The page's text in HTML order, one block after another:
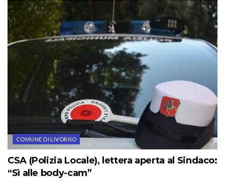
COMUNE DI LIVORNO
CSA (Polizia Locale), lettera aperta al Sindaco:
“Sì alle body-cam”